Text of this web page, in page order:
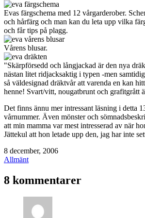
Evas färgschema med 12 vårgarderober.
och hårfärg och man kan du leta upp vilka
och får tips på plagg.
Vårens blusar.
"Skärpförsedd och långjackad är den nya
nästan litet ridjacksaktig i typen -men
så väldesignad dräktvår att varenda en kan
henne! Svart/vitt, nougatbrunt och grafitgrått
Det finns ännu mer intressant läsning i detta
vårnummer. Även mönster och
att min mamma var mest intresserad av när
Jättekul att hon letade upp den, jag har inte
Publicerat
den
8 december, 2006
Kategoriserat
Allmänt
8 kommentarer